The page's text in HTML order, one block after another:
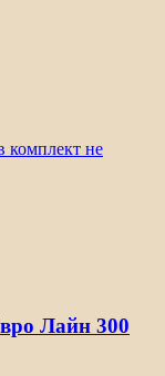
комплект не
Лайн 300